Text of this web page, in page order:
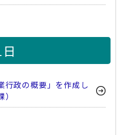
行政の概要」を作成し